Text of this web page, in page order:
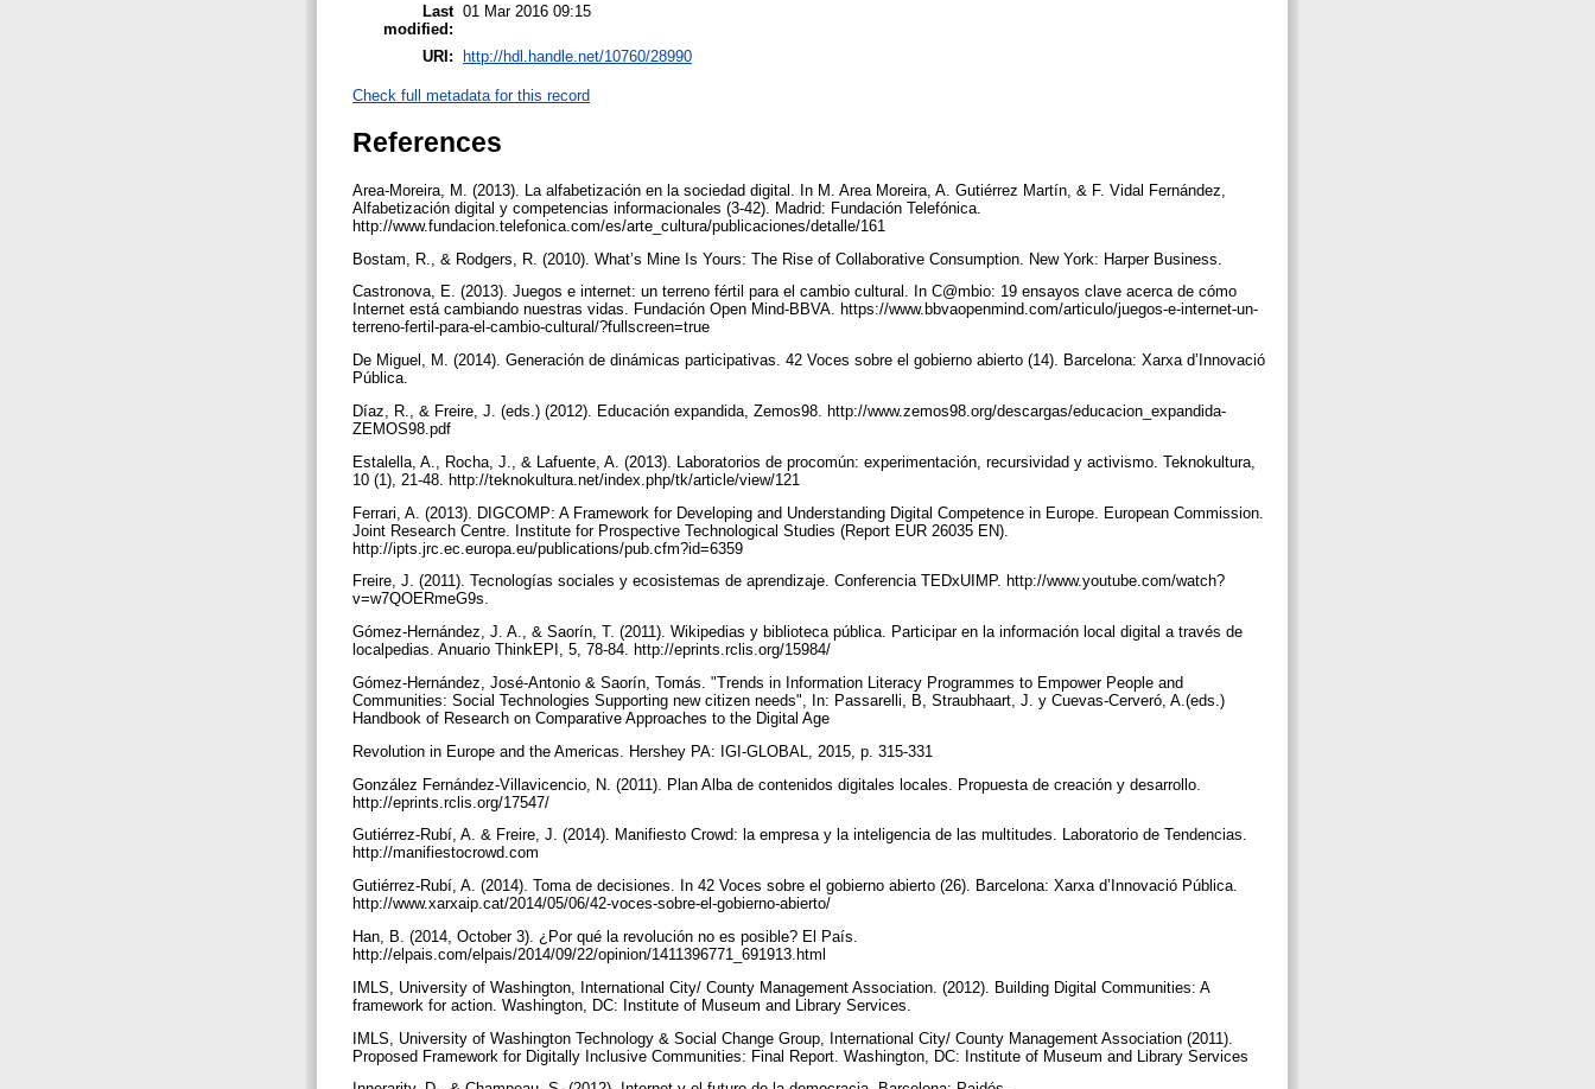
Last
modified:
01 Mar 2016 09:15
URI: http://hdl.handle.net/10760/28990
Check full metadata for this record
References
Area-Moreira, M. (2013). La alfabetización en la sociedad digital. In M. Area Moreira, A. Gutiérrez Martín, & F. Vidal Fernández,
Alfabetización digital y competencias informacionales (3-42). Madrid: Fundación Telefónica.
http://www.fundacion.telefonica.com/es/arte_cultura/publicaciones/detalle/161
Bostam, R., & Rodgers, R. (2010). What’s Mine Is Yours: The Rise of Collaborative Consumption. New York: Harper Business.
Castronova, E. (2013). Juegos e internet: un terreno fértil para el cambio cultural. In C@mbio: 19 ensayos clave acerca de cómo
Internet está cambiando nuestras vidas. Fundación Open Mind-BBVA. https://www.bbvaopenmind.com/articulo/juegos-e-internet-un-
terreno-fertil-para-el-cambio-cultural/?fullscreen=true
De Miguel, M. (2014). Generación de dinámicas participativas. 42 Voces sobre el gobierno abierto (14). Barcelona: Xarxa d’Innovació
Pública.
Díaz, R., & Freire, J. (eds.) (2012). Educación expandida, Zemos98. http://www.zemos98.org/descargas/educacion_expandida-
ZEMOS98.pdf
Estalella, A., Rocha, J., & Lafuente, A. (2013). Laboratorios de procomún: experimentación, recursividad y activismo. Teknokultura,
10 (1), 21-48. http://teknokultura.net/index.php/tk/article/view/121
Ferrari, A. (2013). DIGCOMP: A Framework for Developing and Understanding Digital Competence in Europe. European Commission.
Joint Research Centre. Institute for Prospective Technological Studies (Report EUR 26035 EN).
http://ipts.jrc.ec.europa.eu/publications/pub.cfm?id=6359
Freire, J. (2011). Tecnologías sociales y ecosistemas de aprendizaje. Conferencia TEDxUIMP. http://www.youtube.com/watch?
v=w7QOERmeG9s.
Gómez-Hernández, J. A., & Saorín, T. (2011). Wikipedias y biblioteca pública. Participar en la información local digital a través de
localpedias. Anuario ThinkEPI, 5, 78-84. http://eprints.rclis.org/15984/
Gómez‐Hernández, José‐Antonio & Saorín, Tomás. "Trends in Information Literacy Programmes to Empower People and
Communities: Social Technologies Supporting new citizen needs", In: Passarelli, B, Straubhaart, J. y Cuevas‐Cerveró, A.(eds.)
Handbook of Research on Comparative Approaches to the Digital Age
Revolution in Europe and the Americas. Hershey PA: IGI‐GLOBAL, 2015, p. 315‐331
González Fernández-Villavicencio, N. (2011). Plan Alba de contenidos digitales locales. Propuesta de creación y desarrollo.
http://eprints.rclis.org/17547/
Gutiérrez-Rubí, A. & Freire, J. (2014). Manifiesto Crowd: la empresa y la inteligencia de las multitudes. Laboratorio de Tendencias.
http://manifiestocrowd.com
Gutiérrez-Rubí, A. (2014). Toma de decisiones. In 42 Voces sobre el gobierno abierto (26). Barcelona: Xarxa d’Innovació Pública.
http://www.xarxaip.cat/2014/05/06/42-voces-sobre-el-gobierno-abierto/
Han, B. (2014, October 3). ¿Por qué la revolución no es posible? El País.
http://elpais.com/elpais/2014/09/22/opinion/1411396771_691913.html
IMLS, University of Washington, International City/ County Management Association. (2012). Building Digital Communities: A
framework for action. Washington, DC: Institute of Museum and Library Services.
IMLS, University of Washington Technology & Social Change Group, International City/ County Management Association (2011).
Proposed Framework for Digitally Inclusive Communities: Final Report. Washington, DC: Institute of Museum and Library Services